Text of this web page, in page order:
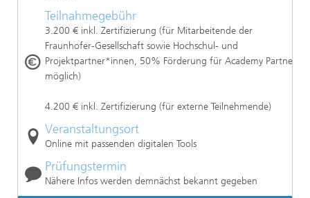
Teilnahmegebühr
3.200 € inkl. Zertifizierung (für Mitarbeitende der
Fraunhofer-Gesellschaft sowie Hochschul- und
Projektpartner*innen, 50% Förderung für Academy Partner
möglich)
4.200 € inkl. Zertifizierung (für externe Teilnehmende)
Veranstaltungsort
Online mit passenden digitalen Tools
Prüfungstermin
Nähere Infos werden demnächst bekannt gegeben